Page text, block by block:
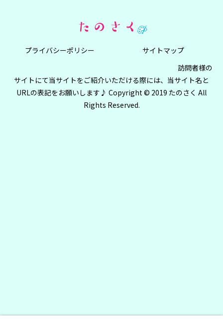
プライバシーポリシー
サイトマップ
訪問者様の
サイトにて当サイトをご紹介いただける際には、当サイト名と
URLの表記をお願いします♪ Copyright © 2019 たのさく All
Rights Reserved.